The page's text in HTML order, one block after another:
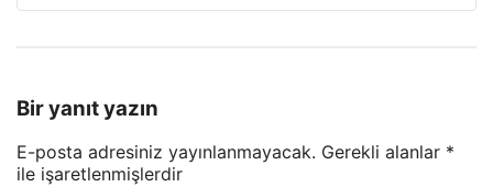
Bir yanıt yazın
E-posta adresiniz yayınlanmayacak. Gerekli alanlar *
ile işaretlenmişlerdir